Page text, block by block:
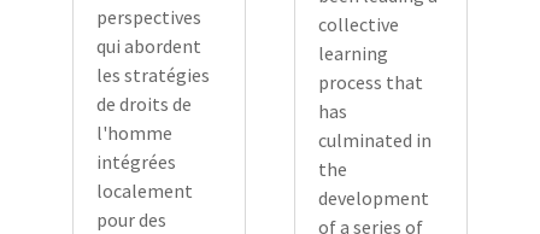
perspectives
qui abordent
les stratégies
de droits de
l'homme
intégrées
localement
pour des
collective
learning
process that
has
culminated in
the
development
of a series of